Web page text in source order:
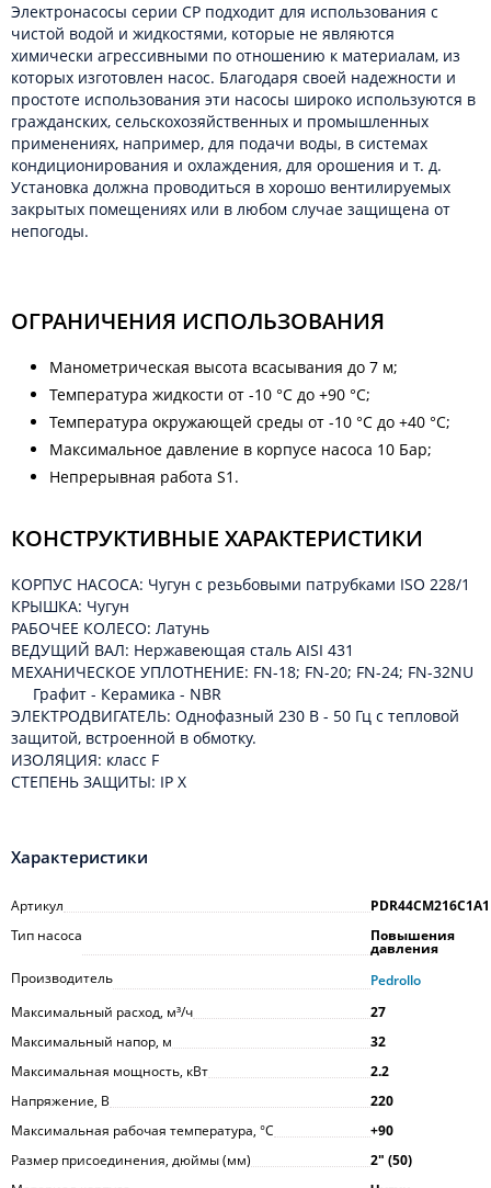
Электронасосы серии CP подходит для использования с
чистой водой и жидкостями, которые не являются
химически агрессивными по отношению к материалам, из
которых изготовлен насос. Благодаря своей надежности и
простоте использования эти насосы широко используются в
гражданских, сельскохозяйственных и промышленных
применениях, например, для подачи воды, в системах
кондиционирования и охлаждения, для орошения и т. д.
Установка должна проводиться в хорошо вентилируемых
закрытых помещениях или в любом случае защищена от
непогоды.
ОГРАНИЧЕНИЯ ИСПОЛЬЗОВАНИЯ
Манометрическая высота всасывания до 7 м;
Температура жидкости от -10 °C до +90 °C;
Температура окружающей среды от -10 °C до +40 °C;
Максимальное давление в корпусе насоса 10 Бар;
Непрерывная работа S1.
КОНСТРУКТИВНЫЕ ХАРАКТЕРИСТИКИ
КОРПУС НАСОСА: Чугун с резьбовыми патрубками ISO 228/1
КРЫШКА: Чугун
РАБОЧЕЕ КОЛЕСО: Латунь
ВЕДУЩИЙ ВАЛ: Нержавеющая сталь AISI 431
МЕХАНИЧЕСКОЕ УПЛОТНЕНИЕ: FN-18; FN-20; FN-24; FN-32NU
Графит - Керамика - NBR
ЭЛЕКТРОДВИГАТЕЛЬ: Однофазный 230 В - 50 Гц с тепловой
защитой, встроенной в обмотку.
ИЗОЛЯЦИЯ: класс F
СТЕПЕНЬ ЗАЩИТЫ: IP X
Характеристики
Артикул
PDR44CM216C1A1
Тип насоса
Повышения
давления
Производитель
Pedrollo
Максимальный расход, м³/ч
27
Максимальный напор, м
32
Максимальная мощность, кВт
2.2
Напряжение, В
220
Максимальная рабочая температура, °С
+90
Размер присоединения, дюймы (мм)
2ʺ (50)